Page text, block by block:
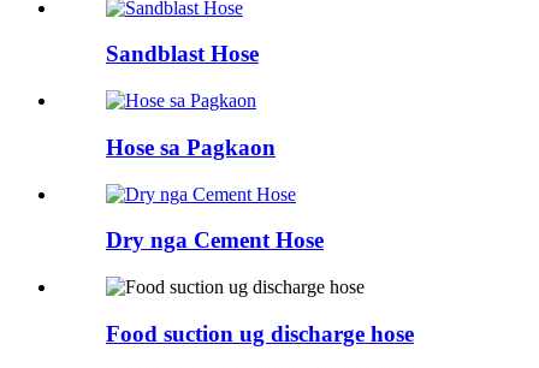
Sandblast Hose
Hose sa Pagkaon
Dry nga Cement Hose
Food suction ug discharge hose